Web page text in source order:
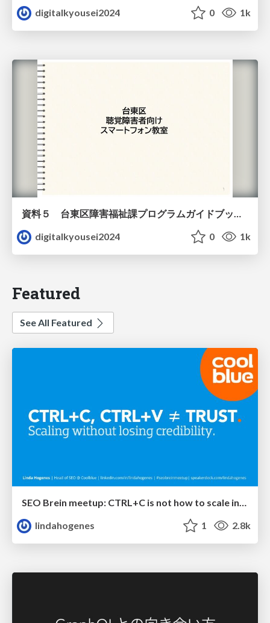
digitalkyousei2024
0 1k
資料５ 台東区障害福祉課プログラムガイドブック（教材）
digitalkyousei2024
0 1k
Featured
See All Featured
lindahogenes
1 2.8k